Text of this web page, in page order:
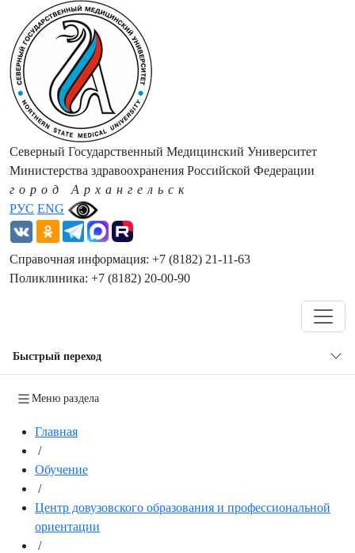
РУС ENG
Северный Государственный Медицинский Университет
Министерства здравоохранения Российской Федерации
город Архангельск
Справочная информация: +7 (8182) 21-11-63
Поликлиника: +7 (8182) 20-00-90
Быстрый переход
Меню раздела
Главная
/
Обучение
/
Центр довузовского образования и профессиональной
ориентации
/